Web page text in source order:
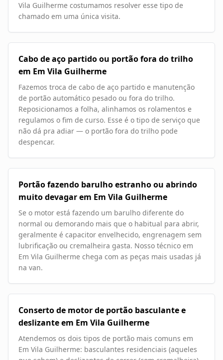
Vila Guilherme costumamos resolver esse tipo de
chamado em uma única visita.
Cabo de aço partido ou portão fora do trilho
em Em Vila Guilherme
Fazemos troca de cabo de aço partido e manutenção
de portão automático pesado ou fora do trilho.
Reposicionamos a folha, alinhamos os rolamentos e
regulamos o fim de curso. Esse é o tipo de serviço que
não dá pra adiar — o portão fora do trilho pode
despencar.
Portão fazendo barulho estranho ou abrindo
muito devagar em Em Vila Guilherme
Se o motor está fazendo um barulho diferente do
normal ou demorando mais que o habitual para abrir,
geralmente é capacitor envelhecido, engrenagem sem
lubrificação ou cremalheira gasta. Nosso técnico em
Em Vila Guilherme chega com as peças mais usadas já
na van.
Conserto de motor de portão basculante e
deslizante em Em Vila Guilherme
Atendemos os dois tipos de portão mais comuns em
Em Vila Guilherme: basculantes residenciais (aqueles